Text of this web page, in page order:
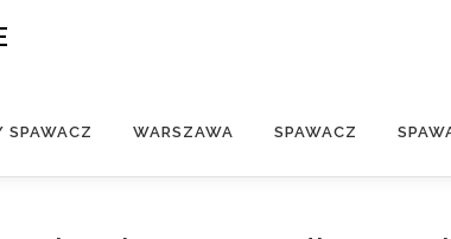
SPAWACZ WARSZAWA SPAWACZ